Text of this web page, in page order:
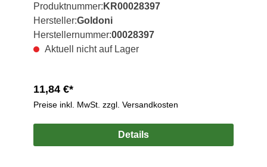
Produktnummer: KR00028397
Hersteller:Goldoni
Herstellernummer:00028397
Aktuell nicht auf Lager
11,84 €*
Preise inkl. MwSt. zzgl. Versandkosten
Details